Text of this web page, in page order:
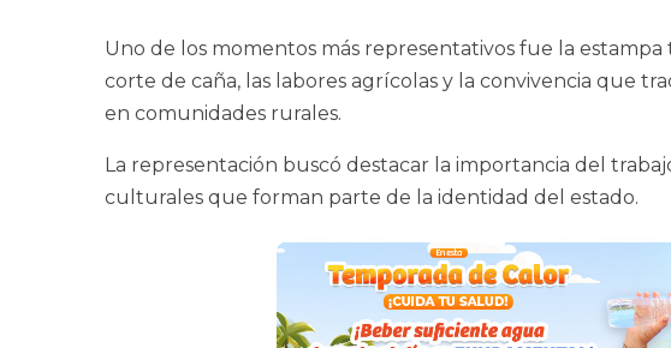
Uno de los momentos más representativos fue la estampa
corte de caña, las labores agrícolas y la convivencia que
en comunidades rurales.
La representación buscó destacar la importancia del
culturales que forman parte de la identidad del estado.